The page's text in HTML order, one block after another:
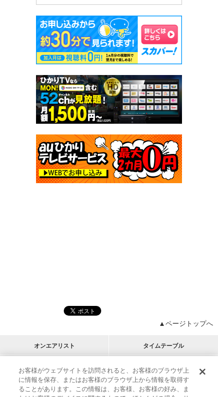
▲ページトップへ
オンエアリスト タイムテーブル
プログラムリスト チャート
アーティストリスト
M-ON!
RECOMMEND
リクエスト
お客様がウェブサイトを訪問されると、お客様のブラウザ上
に情報を保存、またはお客様のブラウザ上から情報を取得す
ることがあります。この情報は、お客様、お客様の好み、ま